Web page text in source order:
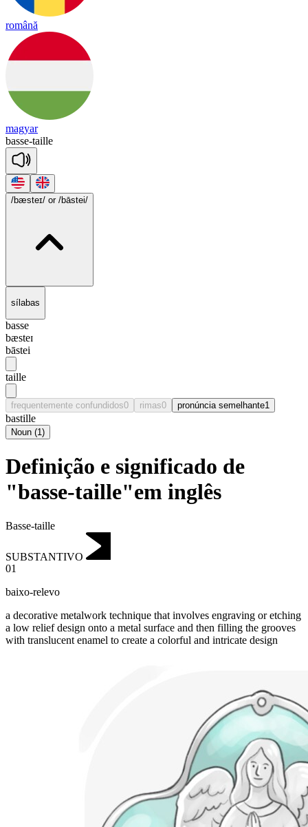
română
magyar
basse-taille
/bæsteɪ/ or /bāstei/
sílabas
basse
bæsteɪ
bāstei
taille
frequentemente confundidos0 rimas0 pronúncia semelhante1
bastille
Noun (1)
Definição e significado de
"basse-taille"em inglês
Basse-taille
SUBSTANTIVO
01
baixo-relevo
a decorative metalwork technique that involves engraving or etching
a low relief design onto a metal surface and then filling the grooves
with translucent enamel to create a colorful and intricate design